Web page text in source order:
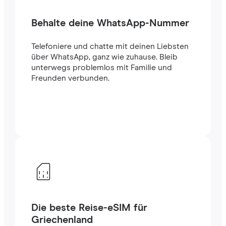
Behalte deine WhatsApp-Nummer
Telefoniere und chatte mit deinen Liebsten
über WhatsApp, ganz wie zuhause. Bleib
unterwegs problemlos mit Familie und
Freunden verbunden.
Die beste Reise-eSIM für
Griechenland